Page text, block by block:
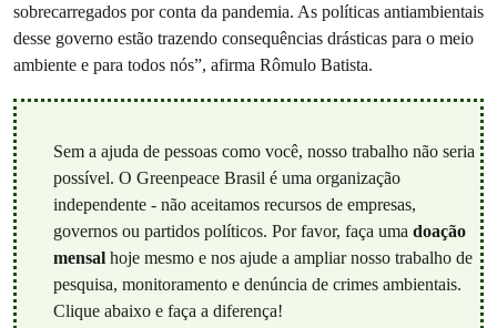
sobrecarregados por conta da pandemia. As políticas antiambientais
desse governo estão trazendo consequências drásticas para o meio
ambiente e para todos nós”, afirma Rômulo Batista.
Sem a ajuda de pessoas como você, nosso trabalho não seria
possível. O Greenpeace Brasil é uma organização
independente - não aceitamos recursos de empresas,
governos ou partidos políticos. Por favor, faça uma doação
mensalhoje mesmo e nos ajude a ampliar nosso trabalho de
pesquisa, monitoramento e denúncia de crimes ambientais.
Clique abaixo e faça a diferença!